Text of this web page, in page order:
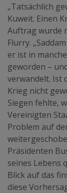
„Tatsächlich
Kuweit. Einen
Auftrag wurde
Flurry.
er ist in
geworden –
verwandelt. Ist
Krieg nicht
Siegen fehlte,
Vereinigten
Problem auf
Präsidenten
seines Lebens
Blick auf das
diese